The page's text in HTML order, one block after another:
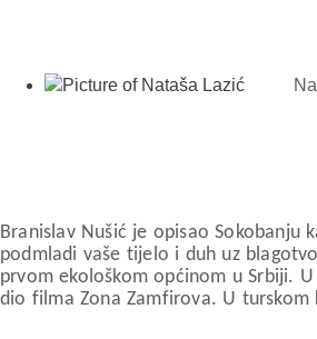
Branislav Nušić je opisao Sokobanju
podmladi vaše tijelo i duh uz
prvom ekološkom općinom u Srbiji.
dio filma Zona Zamfirova. U